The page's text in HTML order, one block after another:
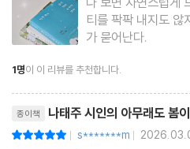
티를 팍팍 내지도 않
가 묻어난다
그의 면모를 발견
공터가어느 날부터
⠀⠀⠀씁쓸한 이
1명이 이 리뷰를 추천합니다.
종이책 나태주 시인의 아무래도 봄
| s*******m |